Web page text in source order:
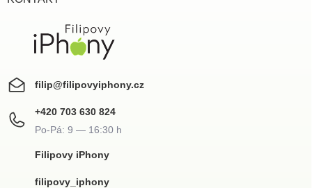
filip@filipovyiphony.cz
+420 703 630 824
Filipovy iPhony
filipovy_iphony